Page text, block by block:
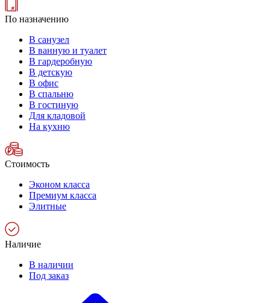
По назначению
В санузел
В ванную и туалет
В гардеробную
В детскую
В офис
В спальню
В гостиную
Для кладовой
На кухню
Стоимость
Эконом класса
Премиум класса
Элитные
Наличие
В наличии
Под заказ